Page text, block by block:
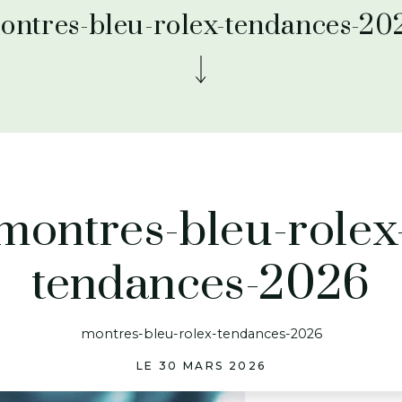
bleu-rolex-tendances-
bleu-
tendances-2026
montres-bleu-rolex-tendances-2026
LE 30 MARS 2026